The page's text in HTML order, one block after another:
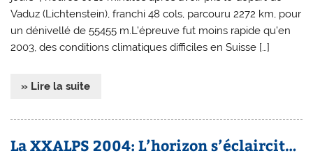
Vaduz (Lichtenstein), franchi 48 cols, parcouru 2272 km, pour
un dénivellé de 55455 m.L’épreuve fut moins rapide qu’en
2003, des conditions climatiques difficiles en Suisse […]
» Lire la suite
La XXALPS 2004: L’horizon s’éclaircit…